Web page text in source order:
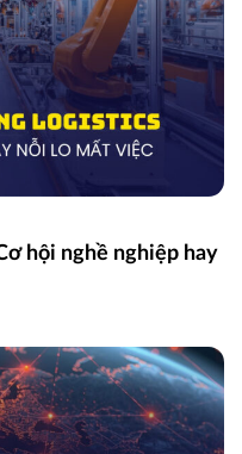
hội nghề nghiệp hay